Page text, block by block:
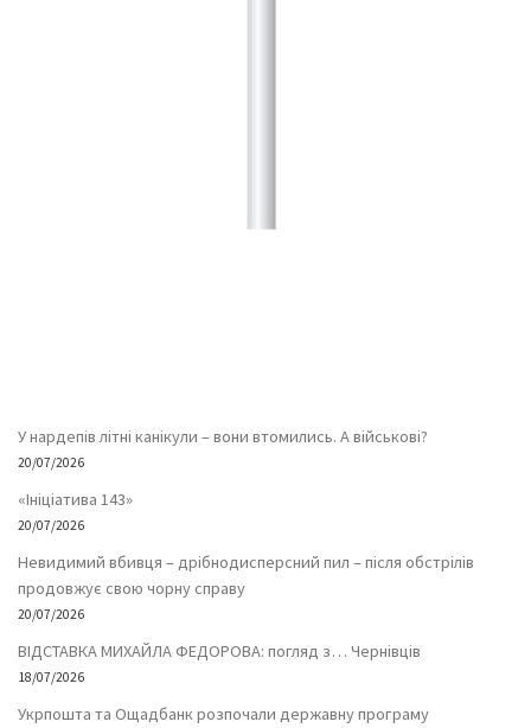
У нардепів літні канікули – вони втомились. А військові?
20/07/2026
«Ініціатива 143»
20/07/2026
Невидимий вбивця – дрібнодисперсний пил – після обстрілів
продовжує свою чорну справу
20/07/2026
ВІДСТАВКА МИХАЙЛА ФЕДОРОВА: погляд з… Чернівців
18/07/2026
Укрпошта та Ощадбанк розпочали державну програму